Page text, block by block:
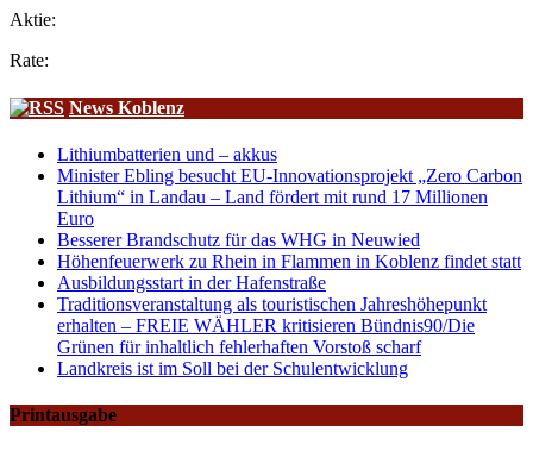
Aktie:
Rate:
News Koblenz
Lithiumbatterien und – akkus
Minister Ebling besucht EU-Innovationsprojekt „Zero Carbon
Lithium“ in Landau – Land fördert mit rund 17 Millionen
Euro
Besserer Brandschutz für das WHG in Neuwied
Höhenfeuerwerk zu Rhein in Flammen in Koblenz findet statt
Ausbildungsstart in der Hafenstraße
Traditionsveranstaltung als touristischen Jahreshöhepunkt
erhalten – FREIE WÄHLER kritisieren Bündnis90/Die
Grünen für inhaltlich fehlerhaften Vorstoß scharf
Landkreis ist im Soll bei der Schulentwicklung
Printausgabe